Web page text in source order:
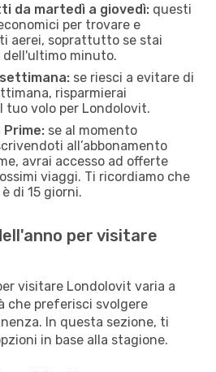
da martedì a giovedì: questi
per trovare e
aerei, soprattutto se stai
minuto.
se riesci a evitare di
risparmierai
tuo volo per Londolovit.
Prime: se al momento
all’abbonamento
avrai accesso ad offerte
viaggi. Ti ricordiamo che
di 15 giorni.
per visitare
visitare Londolovit varia a
che preferisci svolgere
In questa sezione, ti
in base alla stagione.